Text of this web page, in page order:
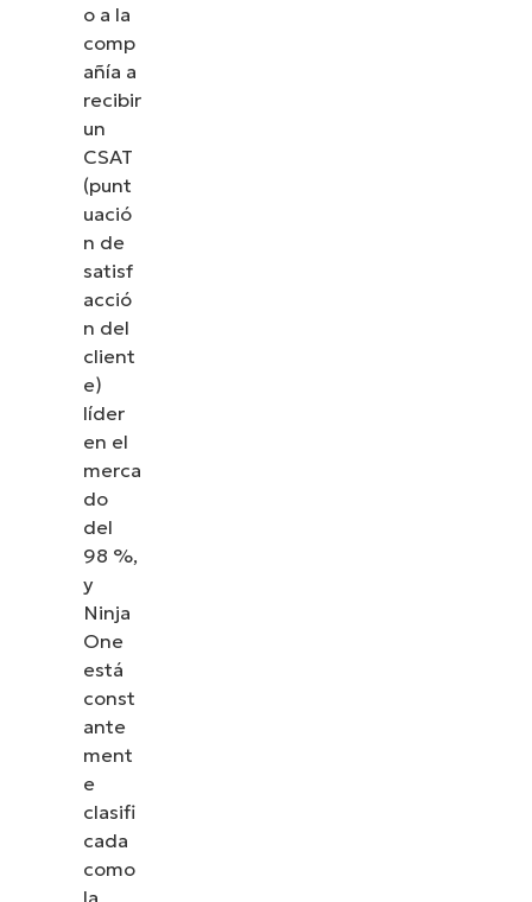
o a la
comp
añía a
recibir
un
CSAT
(punt
uació
n de
satisf
acció
n del
client
e)
líder
en el
merca
do
del
98 %,
y
Ninja
One
está
const
ante
ment
e
clasifi
cada
como